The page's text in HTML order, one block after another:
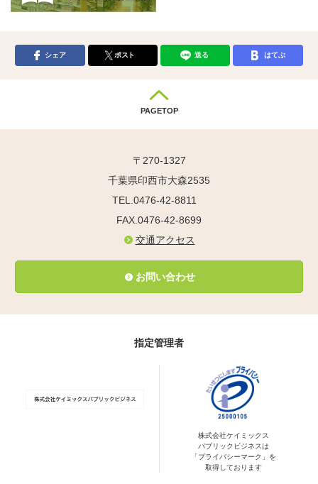
シェア ポスト 送る はてぶ
PAGETOP
〒270-1327
千葉県印西市大森2535
TEL.0476-42-8811
FAX.0476-42-8699
交通アクセス
お問い合わせ
指定管理者
株式会社ケイミックス
パブリックビジネスは
「プライバシーマーク」を
取得しております